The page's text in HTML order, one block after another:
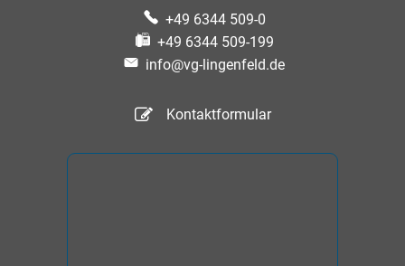
+49 6344 509-0
+49 6344 509-199
info@vg-lingenfeld.de
Kontaktformular